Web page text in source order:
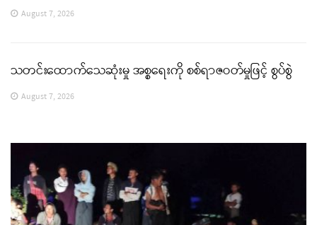
August 7, 2026
သတင်းထောက်သေဆုံးမှု အစ္စရေးကို စစ်ရာဇဝတ်မှုဖြင့် စွပ်စွဲ
August 7, 2026